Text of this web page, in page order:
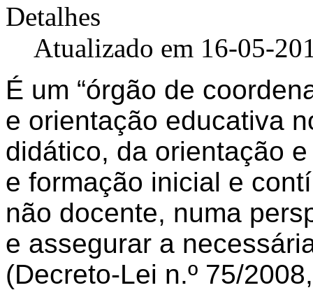
Detalhes
Atualizado em 16-05-
É um “órgão de
e orientação educativa
didático, da orientação
e formação inicial e
não docente, numa
e assegurar a
(Decreto-Lei n.º 75/